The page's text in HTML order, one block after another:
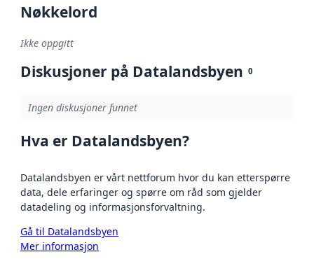
Nøkkelord
Ikke oppgitt
Diskusjoner på Datalandsbyen 0
Ingen diskusjoner funnet
Hva er Datalandsbyen?
Datalandsbyen er vårt nettforum hvor du kan etterspørre
data, dele erfaringer og spørre om råd som gjelder
datadeling og informasjonsforvaltning.
Gå til Datalandsbyen
Mer informasjon